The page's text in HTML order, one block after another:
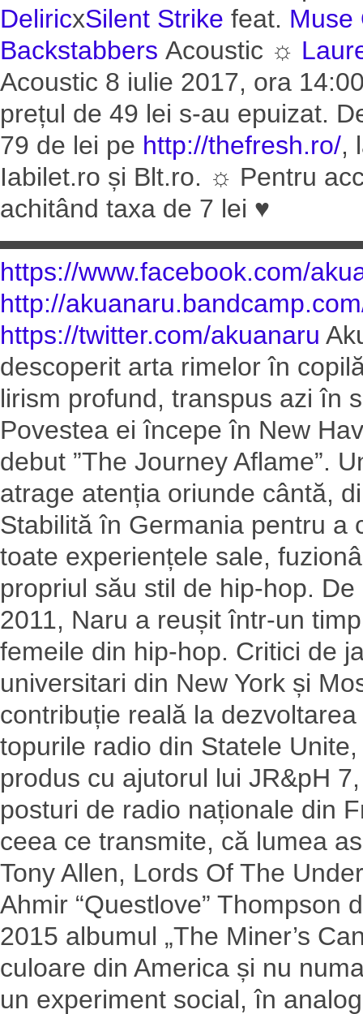
DeliricxSilent Strike feat. Muse
Backstabbers Acoustic ☼
Acoustic 8 iulie 2017, ora
prețul de 49 lei s-au epuizat.
79 de lei pe http://thefresh.ro/,
Iabilet.ro și Blt.ro. ☼ Pentru
achitând taxa de 7 lei ♥
https://www.facebook.com/
http://
https://twitter.com/akuanaru
descoperit arta rimelor în
lirism profund, transpus azi în
Povestea ei începe în New
debut ”The Journey Aflame”.
atrage atenția oriunde cântă,
Stabilită în Germania pentru a
toate experiențele sale,
propriul său stil de hip-hop.
2011, Naru a reușit într-un
femeile din hip-hop. Critici de
universitari din New York și
contribuție reală la
topurile radio din Statele
produs cu ajutorul lui JR&pH
posturi de radio naționale din
ceea ce transmite, că lumea
Tony Allen, Lords Of The
Ahmir “Questlove” Thompson
2015 albumul „The Miner’s
culoare din America și nu
un experiment social, în